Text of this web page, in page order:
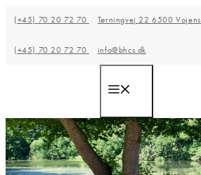
Hop
indhold
(+45) 70 20 72 70 Tørningvej 22 6500 Vojens
(+45) 70 20 72 70 info@bhcs.dk